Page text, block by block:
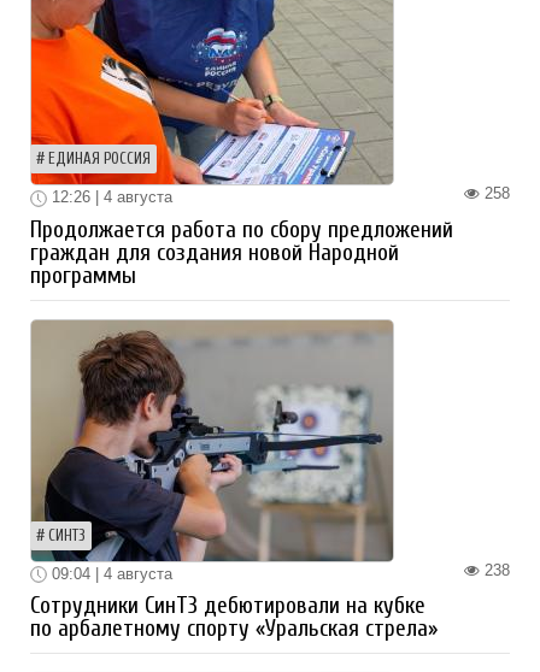
ЕДИНАЯ РОССИЯ
258
12:26 | 4 августа
Продолжается работа по сбору предложений
граждан для создания новой Народной
программы
СИНТЗ
238
09:04 | 4 августа
Сотрудники СинТЗ дебютировали на кубке
по арбалетному спорту «Уральская стрела»